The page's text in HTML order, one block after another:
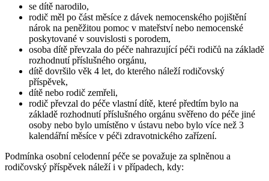
se dítě narodilo,
rodič měl po část měsíce z dávek nemocenského pojištění
nárok na peněžitou pomoc v mateřství nebo nemocenské
poskytované v souvislosti s porodem,
osoba dítě převzala do péče nahrazující péči rodičů na základě
rozhodnutí příslušného orgánu,
dítě dovršilo věk 4 let, do kterého náleží rodičovský
příspěvek,
dítě nebo rodič zemřeli,
rodič převzal do péče vlastní dítě, které předtím bylo na
základě rozhodnutí příslušného orgánu svěřeno do péče jiné
osoby nebo bylo umístěno v ústavu nebo bylo více než 3
kalendářní měsíce v péči zdravotnického zařízení.
Podmínka osobní celodenní péče se považuje za splněnou a
rodičovský příspěvek náleží i v případech, kdy: